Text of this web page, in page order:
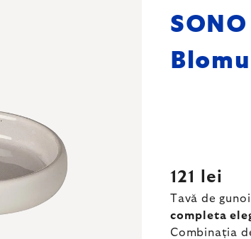
121 lei
Tavă de
completa
Combinația